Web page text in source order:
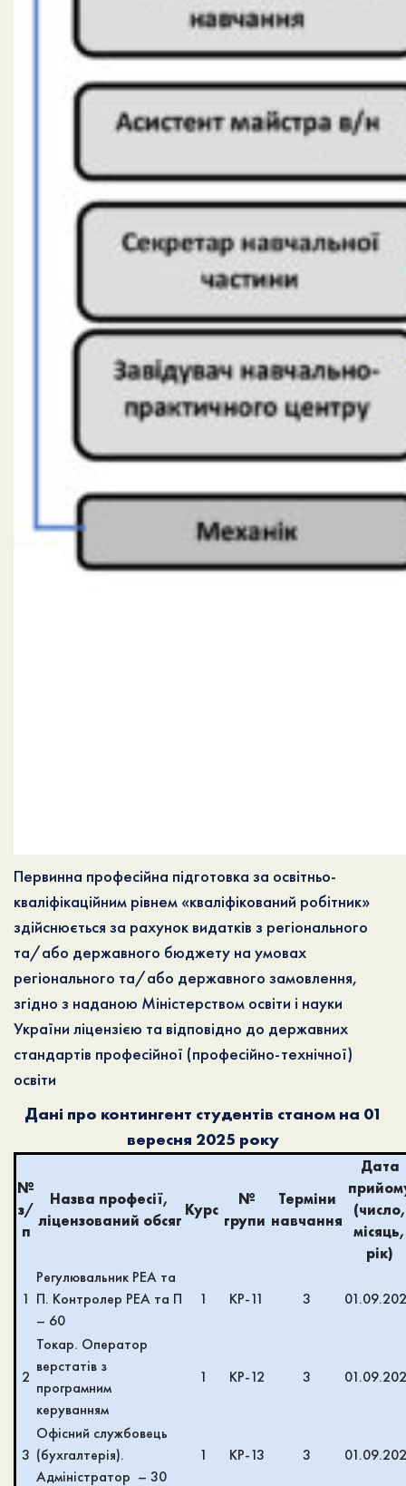
Первинна професійна підготовка за освітньо-
кваліфікаційним рівнем «кваліфікований робітник»
здійснюється за рахунок видатків з регіонального
та/або державного бюджету на умовах
регіонального та/або державного замовлення,
згідно з наданою Міністерством освіти і науки
України ліцензією та відповідно до державних
стандартів професійної (професійно-технічної)
освіти
Дані про контингент студентів станом на 01
вересня 2025 року
№
з/
п
Назва професії,
ліцензований обсяг
Курс
№
групи
Терміни
навчання
Дата
(число,
місяць,
рік)
1
Регулювальник РЕА та
П. Контролер РЕА та П
– 60
1 КР-11 3
2
Токар. Оператор
верстатів з
програмним
керуванням
1 КР-12 3
3
Офісний службовець
(бухгалтерія).
Адміністратор – 30
1 КР-13 3